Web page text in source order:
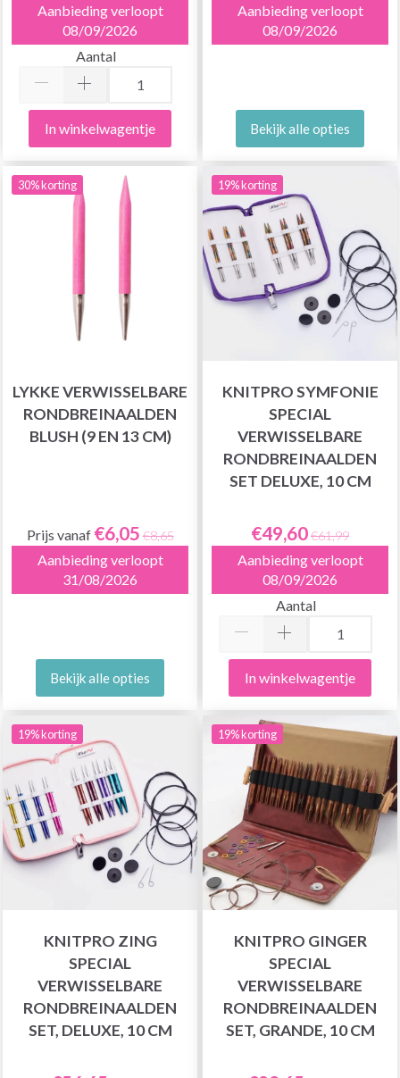
Aanbieding verloopt
08/09/2026
Aantal
In winkelwagentje
Aanbieding verloopt
08/09/2026
Bekijk alle opties
30% korting
LYKKE VERWISSELBARE
RONDBREINAALDEN
BLUSH (9 EN 13 CM)
Prijs vanaf €6,05 €8,65
Aanbieding verloopt
31/08/2026
Bekijk alle opties
19% korting
KNITPRO SYMFONIE
SPECIAL
VERWISSELBARE
RONDBREINAALDEN
SET DELUXE, 10 CM
€49,60€61,99
Aanbieding verloopt
08/09/2026
Aantal
In winkelwagentje
19% korting
KNITPRO ZING
SPECIAL
VERWISSELBARE
RONDBREINAALDEN
SET, DELUXE, 10 CM
19% korting
KNITPRO GINGER
SPECIAL
VERWISSELBARE
RONDBREINAALDEN
SET, GRANDE, 10 CM